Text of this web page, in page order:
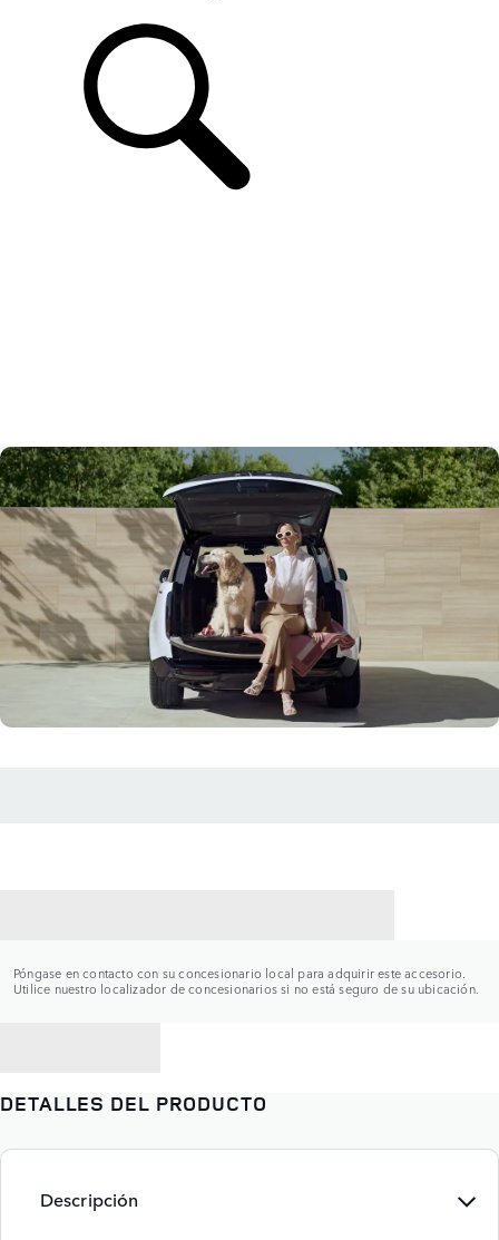
Póngase en contacto con su concesionario local para adquirir este accesorio.
Utilice nuestro localizador de concesionarios si no está seguro de su ubicación.
DETALLES DEL PRODUCTO
Descripción